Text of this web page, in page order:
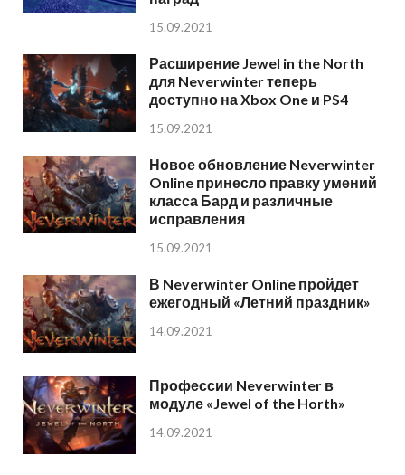
15.09.2021
Расширение Jewel in the North
для Neverwinter теперь
доступно на Xbox One и PS4
15.09.2021
Новое обновление Neverwinter
Online принесло правку умений
класса Бард и различные
исправления
15.09.2021
В Neverwinter Online пройдет
ежегодный «Летний праздник»
14.09.2021
Профессии Neverwinter в
модуле «Jewel of the Horth»
14.09.2021